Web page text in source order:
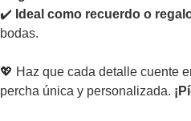
✔️ Ideal como recuerdo o
bodas.
💖 Haz que cada detalle cuente
percha única y personalizada.